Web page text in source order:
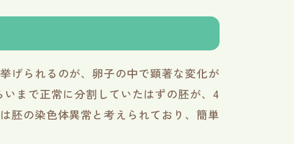
げられるのが、卵子の中で顕著な変化が
まで正常に分割していたはずの胚が、4
胚の染色体異常と考えられており、簡単